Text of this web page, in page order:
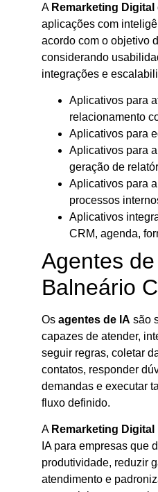
A Remarketing Digital
aplicações com
acordo com o objetivo
considerando
integrações e
Aplicativos para
relacionamento
Aplicativos para
Aplicativos para
geração de
Aplicativos para
processos
Aplicativos
CRM, agenda,
Agentes
Balneário
Os agentes de IA são
capazes de atender,
seguir regras, coletar
contatos, responder
demandas e executar
fluxo definido.
A Remarketing Digital
IA para empresas que
produtividade, reduzir
atendimento e